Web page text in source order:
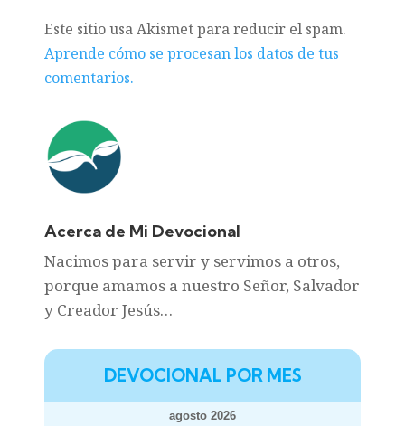
Este sitio usa Akismet para reducir el spam.
Aprende cómo se procesan los datos de tus
comentarios.
Acerca de Mi Devocional
Nacimos para servir y servimos a otros,
porque amamos a nuestro Señor, Salvador
y Creador Jesús…
DEVOCIONAL POR MES
agosto 2026